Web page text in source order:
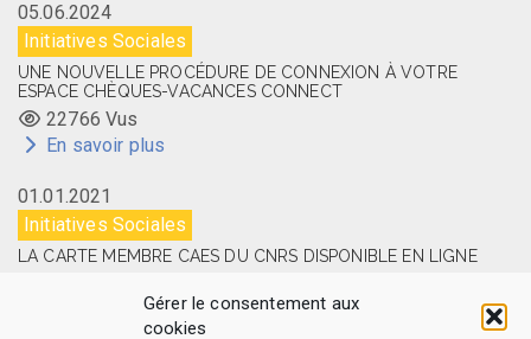
Gérer le consentement aux
cookies
05.06.2024
Initiatives Sociales
UNE NOUVELLE PROCÉDURE DE CONNEXION À VOTRE
ESPACE CHÈQUES-VACANCES CONNECT
22766 Vus
En savoir plus
01.01.2021
Initiatives Sociales
LA CARTE MEMBRE CAES DU CNRS DISPONIBLE EN LIGNE
En savoir plus